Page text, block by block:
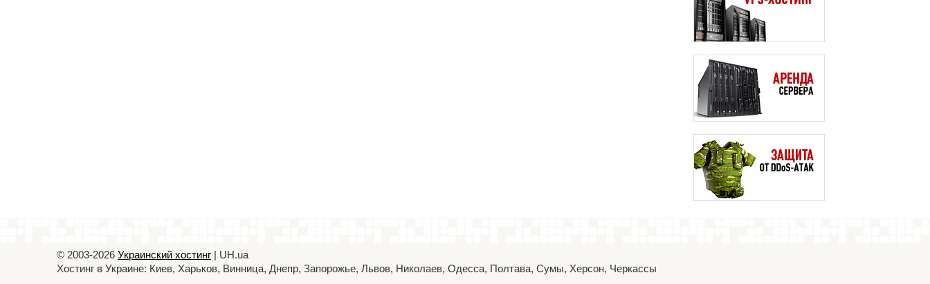
© 2003-2026 Украинский хостинг | UH.ua
Хостинг в Украине: Киев, Харьков, Винница, Днепр, Запорожье, Львов, Николаев, Одесса, Полтава, Сумы, Херсон, Черкассы